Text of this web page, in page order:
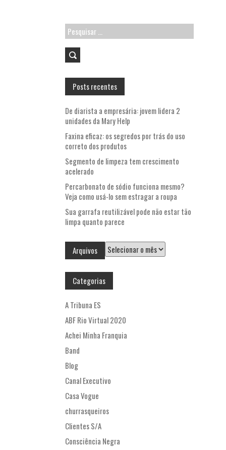
Pesquisar
por:
Posts recentes
De diarista a empresária: jovem lidera 2
unidades da Mary Help
Faxina eficaz: os segredos por trás do uso
correto dos produtos
Segmento de limpeza tem crescimento
acelerado
Percarbonato de sódio funciona mesmo?
Veja como usá-lo sem estragar a roupa
Sua garrafa reutilizável pode não estar tão
limpa quanto parece
Arquivos Arquivos
Categorias
A Tribuna ES
ABF Rio Virtual 2020
Achei Minha Franquia
Band
Blog
Canal Executivo
Casa Vogue
churrasqueiros
Clientes S/A
Consciência Negra